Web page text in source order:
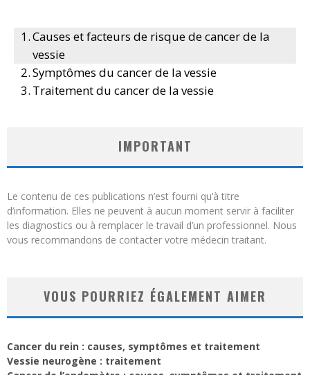
Causes et facteurs de risque de cancer de la
vessie
Symptômes du cancer de la vessie
Traitement du cancer de la vessie
IMPORTANT
Le contenu de ces publications n’est fourni qu’à titre
d’information. Elles ne peuvent à aucun moment servir à faciliter
les diagnostics ou à remplacer le travail d’un professionnel. Nous
vous recommandons de contacter votre médecin traitant.
VOUS POURRIEZ ÉGALEMENT AIMER
Cancer du rein : causes, symptômes et traitement
Vessie neurogène : traitement